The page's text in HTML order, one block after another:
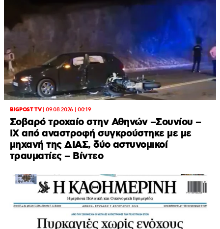
BIGPOST TV|09.08.2026 | 00:19
Σοβαρό τροχαίο στην Αθηνών –Σουνίου –
ΙΧ από αναστροφή συγκρούστηκε με με
μηχανή της ΔΙΑΣ, δύο αστυνομικοί
τραυματίες – Βίντεο